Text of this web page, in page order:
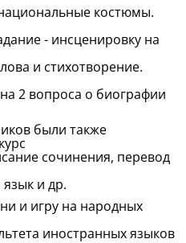
костюмы.
- инсценировку на
и стихотворение.
2 вопроса о биографии
были также
сочинения, перевод
язык и др.
и игру на народных
иностранных языков